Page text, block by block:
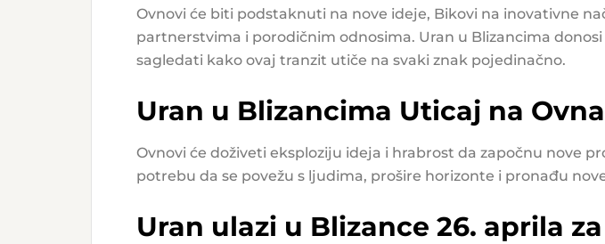
Ovnovi će biti podstaknuti na nove ideje, Bikovi na inovativne
partnerstvima i porodičnim odnosima. Uran u Blizancima
sagledati kako ovaj tranzit utiče na svaki znak pojedinačno.
Uran u Blizancima Uticaj na Ovna
Ovnovi će doživeti eksploziju ideja i hrabrost da započnu nove
potrebu da se povežu s ljudima, prošire horizonte i pronađu
Uran ulazi u Blizance 26. aprila